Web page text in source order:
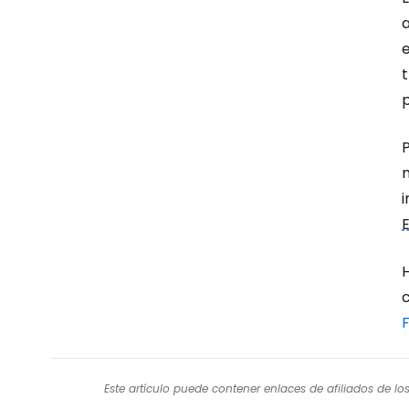
Este artículo puede contener enlaces de afiliados de